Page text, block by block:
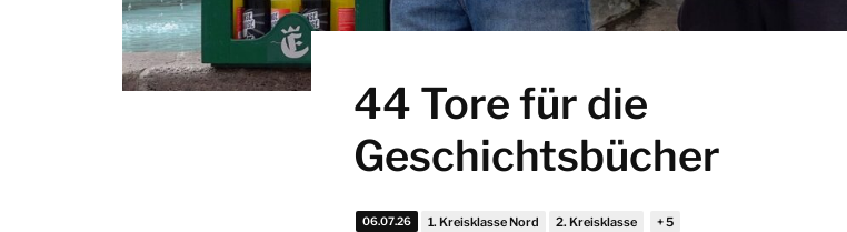
44 Tore für die
Geschichtsbücher
06.07.26 1. Kreisklasse Nord 2. Kreisklasse